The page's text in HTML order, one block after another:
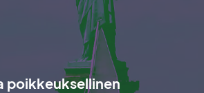
poikkeuksellinen